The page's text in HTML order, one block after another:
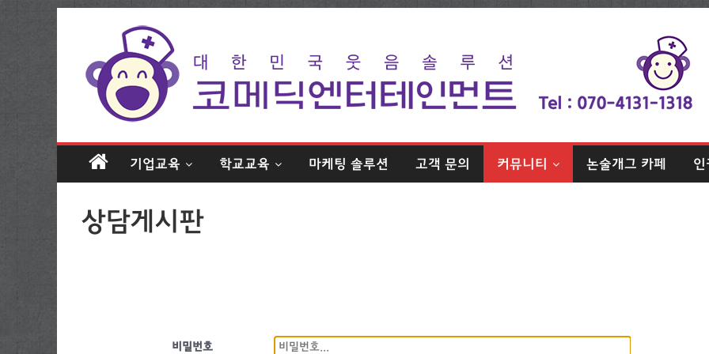
기업교육 학교교육 마케팅 솔루션 고객 문의 커뮤니티 논술개그 카페 인
상담게시판
비밀번호